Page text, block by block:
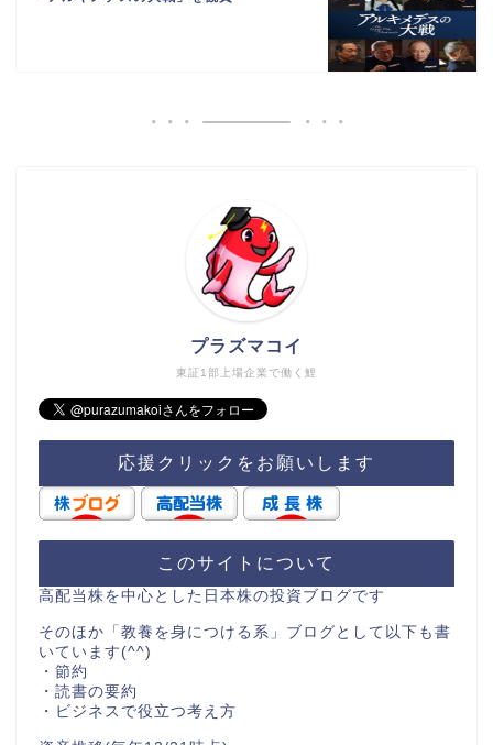
東証1部上場企業で働く鯉
プラズマコイ
応援クリックをお願いします
このサイトについて
高配当株を中心とした日本株の投資ブログです
そのほか「教養を身につける系」ブログとして以下も書
いています(^^)
・節約
・読書の要約
・ビジネスで役立つ考え方